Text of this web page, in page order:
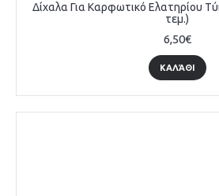
Δίχαλα Για Καρφωτικό Ελατηρίου
τεμ.)
6,50€
ΚΑΛΆΘΙ